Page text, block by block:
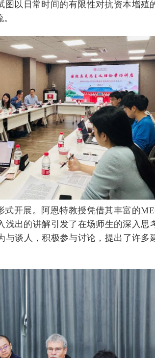
图以日常时间的有限性对抗资本增
式开展。阿恩特教授凭借其丰富的
出的讲解引发了在场师生的深入思
谈人，积极参与讨论，提出了许多